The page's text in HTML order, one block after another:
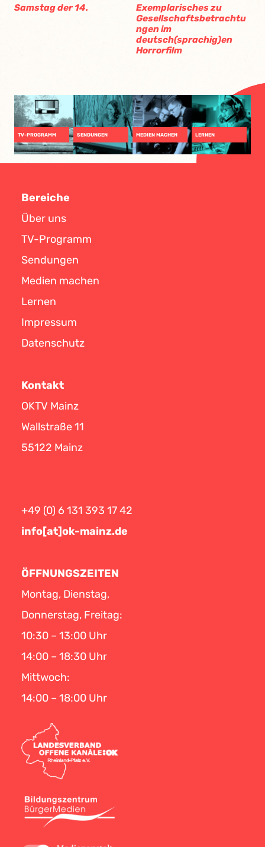
Samstag der 14.
Exemplarisches zu
Gesellschaftsbetrachtu
ngen im
deutsch(sprachig)en
Horrorfilm
TV-PROGRAMM SENDUNGEN MEDIEN MACHEN LERNEN
Bereiche
Über uns
TV-Programm
Sendungen
Medien machen
Lernen
Impressum
Datenschutz
Kontakt
OKTV Mainz
Wallstraße 11
55122 Mainz
+49 (0) 6 131 393 17 42
info[at]ok-mainz.de
ÖFFNUNGSZEITEN
Montag, Dienstag,
Donnerstag, Freitag:
10:30 – 13:00 Uhr
14:00 – 18:30 Uhr
Mittwoch:
14:00 – 18:00 Uhr